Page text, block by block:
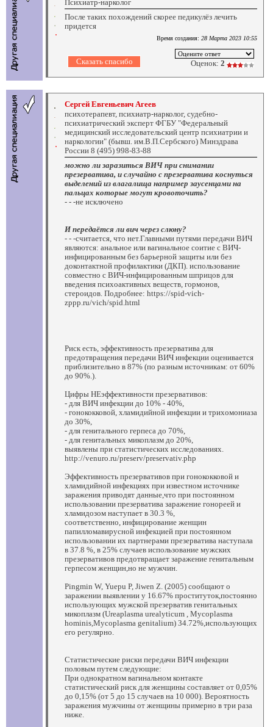
Психиатр-нарколог
После таких похождений скорее педикулёз лечить
придется
Время создания: 28 Марта 2023 10:55
Оценок: 2
Сергей Евгеньевич Агеев
психотерапевт, психиатр-нарколог, судебно-
психиатрический эксперт ФГБУ "Федеральный
медицинский исследовательский центр психиатрии и
наркологии" (бывш. им.В.П.Сербского) Минздрава
России 8 (495) 998-83-88
можно ли заразиться ВИЧ при снимании
презерватива, и случайно с презерватива коснуться
выделений из влагалища например заусенцами на
пальцах которые могут кровоточить?
- - -не исключено
И передаётся ли вич через слюну?
- - -считается, что нет.Главными путями передачи ВИЧ
являются: анальное или вагинальное соитие с ВИЧ-
инфицированным без барьерной защиты или без
доконтактной профилактики (ДКП). использование
совместно с ВИЧ-инфицированным шприцов для
введения психоактивных веществ, гормонов,
стероидов. Подробнее: https://spid-vich-
zppp.ru/vich/spid.html
Риск есть, эффективность презерватива для
предотвращения передачи ВИЧ инфекции оценивается
приблизительно в 87% (по разным источникам: от 60%
до 90%.).
Цифры НЕэффективности презервативов:
- для ВИЧ инфекции до 10% - 40%,
- гонококковой, хламидийной инфекции и трихомониаза
до 30%,
- для генитального герпеса до 70%,
- для генитальных микоплазм до 20%,
выявлены при статистических исследованиях.
http://venuro.ru/preserv/preservativ.php
Эффективность презервативов при гонококковой и
хламидийной инфекциях при известном источнике
заражения приводят данные,что при постоянном
использовании презерватива заражение гонореей и
хламидозом наступает в 30.3 %,
соответственно, инфицирование женщин
папилломавирусной инфекцией при постоянном
использовании их партнерами презерватива наступала
в 37.8 %, в 25% случаев использование мужских
презервативов предотвращает заражение генитальным
герпесом женщин,но не мужчин.
Pingmin W, Yuepu P, Jiwen Z. (2005) сообщают о
заражении выявлении у 16.67% проституток,постоянно
использующих мужской презерватив генитальных
микоплазм (Ureaplasma urealyticum , Mycoplasma
hominis,Mycoplasma genitalium) 34.72%,использующих
его регулярно.
Статистические риски передачи ВИЧ инфекции
половым путем следующие:
При однократном вагинальном контакте
статистический риск для женщины составляет от 0,05%
до 0,15% (от 5 до 15 случаев на 10 000). Вероятность
заражения мужчины от женщины примерно в три раза
ниже.